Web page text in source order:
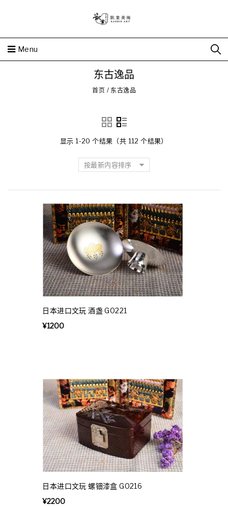
Menu
东古逸品
首页 / 东古逸品
显示 1-20 个结果（共 112 个结果）
按最新内容排序
日本进口文玩 酒盏 G0221
¥1200
日本进口文玩 螺钿漆盒 G0216
¥2200